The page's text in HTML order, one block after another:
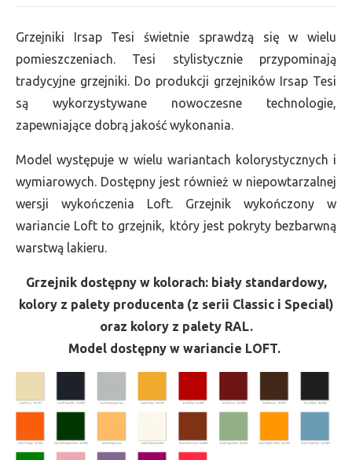
Grzejniki Irsap Tesi świetnie sprawdzą się w wielu
pomieszczeniach. Tesi stylistycznie przypominają
tradycyjne grzejniki. Do produkcji grzejników Irsap Tesi
są wykorzystywane nowoczesne technologie,
zapewniające dobrą jakość wykonania.
Model występuje w wielu wariantach kolorystycznych i
wymiarowych. Dostępny jest również w niepowtarzalnej
wersji wykończenia Loft. Grzejnik wykończony w
wariancie Loft to grzejnik, który jest pokryty bezbarwną
warstwą lakieru.
Grzejnik dostępny w kolorach: biały standardowy,
kolory z palety producenta (z serii Classic i Special)
oraz kolory z palety RAL.
Model dostępny w wariancie LOFT.